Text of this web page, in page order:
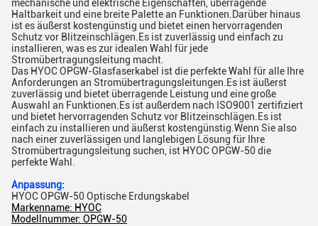
mechanische und elektrische Eigenschaften, überragende
Haltbarkeit und eine breite Palette an Funktionen.Darüber hinaus
ist es äußerst kostengünstig und bietet einen hervorragenden
Schutz vor Blitzeinschlägen.Es ist zuverlässig und einfach zu
installieren, was es zur idealen Wahl für jede
Stromübertragungsleitung macht.
Das HYOC OPGW-Glasfaserkabel ist die perfekte Wahl für alle Ihre
Anforderungen an Stromübertragungsleitungen.Es ist äußerst
zuverlässig und bietet überragende Leistung und eine große
Auswahl an Funktionen.Es ist außerdem nach ISO9001 zertifiziert
und bietet hervorragenden Schutz vor Blitzeinschlägen.Es ist
einfach zu installieren und äußerst kostengünstig.Wenn Sie also
nach einer zuverlässigen und langlebigen Lösung für Ihre
Stromübertragungsleitung suchen, ist HYOC OPGW-50 die
perfekte Wahl.
Anpassung:
HYOC OPGW-50 Optische Erdungskabel
Markenname: HYOC
Modellnummer: OPGW-50